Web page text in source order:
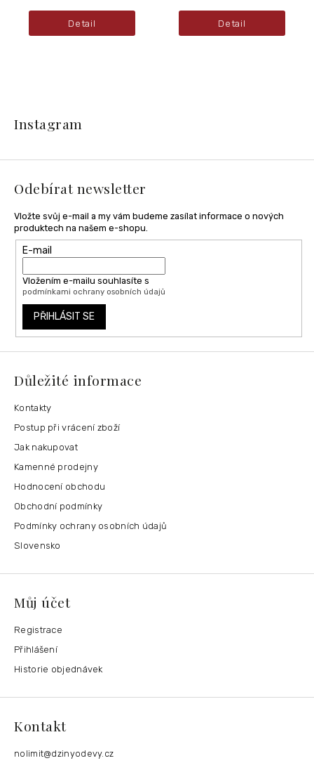
Detail Detail
t
Instagram
Odebírat newsletter
Vložte svůj e-mail a my vám budeme zasílat informace o nových
produktech na našem e-shopu.
E-mail
Vložením e-mailu souhlasíte s
podmínkami ochrany osobních údajů
PŘIHLÁSIT SE
Důležité informace
Kontakty
Postup při vrácení zboží
Jak nakupovat
Kamenné prodejny
Hodnocení obchodu
Obchodní podmínky
Podmínky ochrany osobních údajů
Slovensko
Můj účet
Registrace
Přihlášení
Historie objednávek
Kontakt
nolimit@dzinyodevy.cz